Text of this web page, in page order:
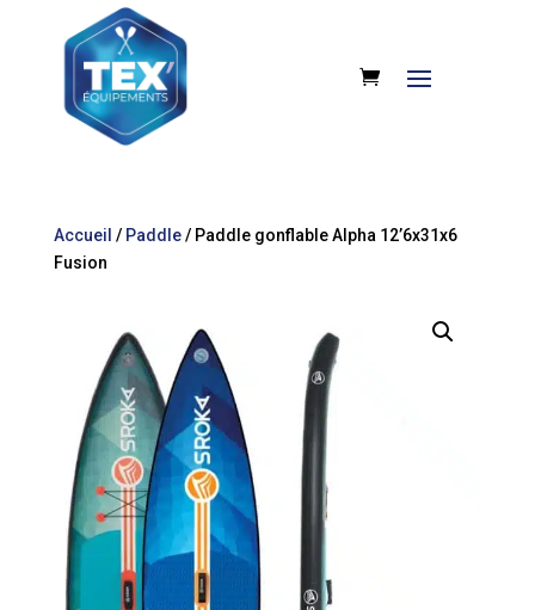
Accueil / Paddle/ Paddle gonflable Alpha 12’6x31x6
Fusion